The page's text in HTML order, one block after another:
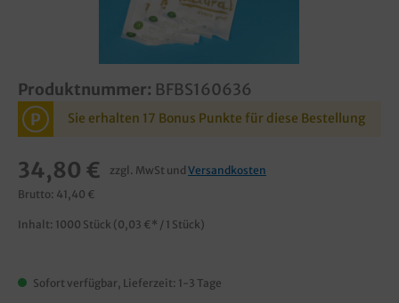
Produktnummer: BFBS160636
P Sie erhalten 17 Bonus Punkte für diese Bestellung
34,80 € zzgl. MwSt und Versandkosten
Brutto: 41,40 €
Inhalt: 1000 Stück (0,03 €* / 1 Stück)
Sofort verfügbar, Lieferzeit: 1-3 Tage